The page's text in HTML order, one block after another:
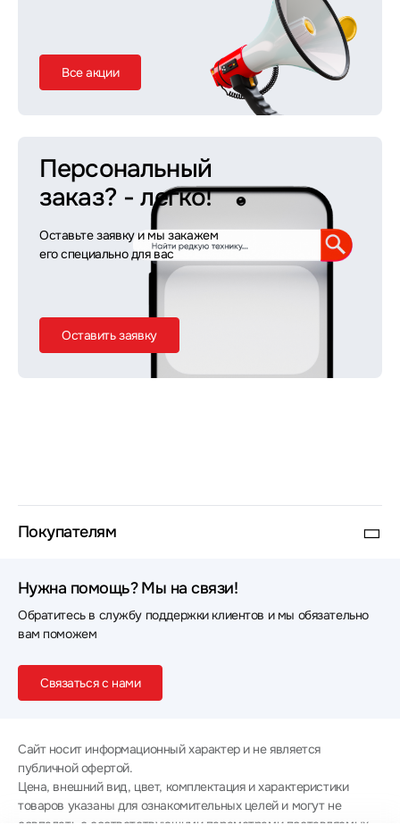
Все акции
Персональный
заказ? - легко!
Оставьте заявку и мы закажем
его специально для вас
Оставить заявку
Покупателям
Нужна помощь? Мы на связи!
Обратитесь в службу поддержки клиентов и мы обязательно
вам поможем
Связаться с нами
Сайт носит информационный характер и не является
публичной офертой.
Цена, внешний вид, цвет, комплектация и характеристики
товаров указаны для ознакомительных целей и могут не